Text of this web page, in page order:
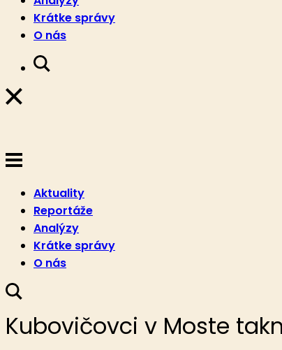
Krátke správy
O nás
Aktuality
Reportáže
Analýzy
Krátke správy
O nás
Kubovičovci v Moste